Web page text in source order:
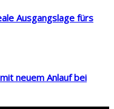
Ausgangslage fürs
neuem Anlauf bei